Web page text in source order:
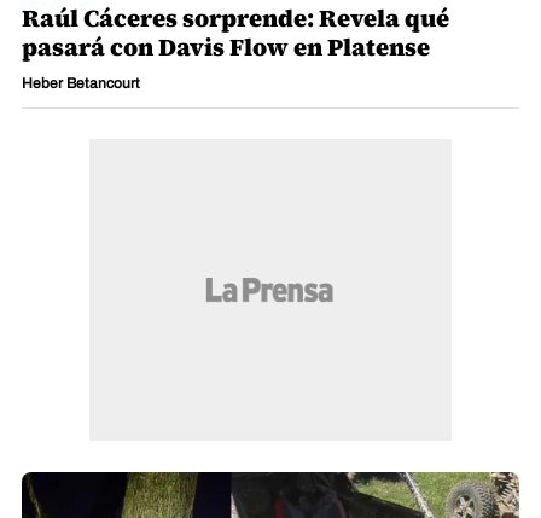
Raúl Cáceres sorprende: Revela qué
pasará con Davis Flow en Platense
Heber Betancourt